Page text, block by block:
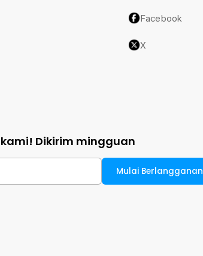
Facebook
X
kami! Dikirim mingguan
Mulai Berlangganan